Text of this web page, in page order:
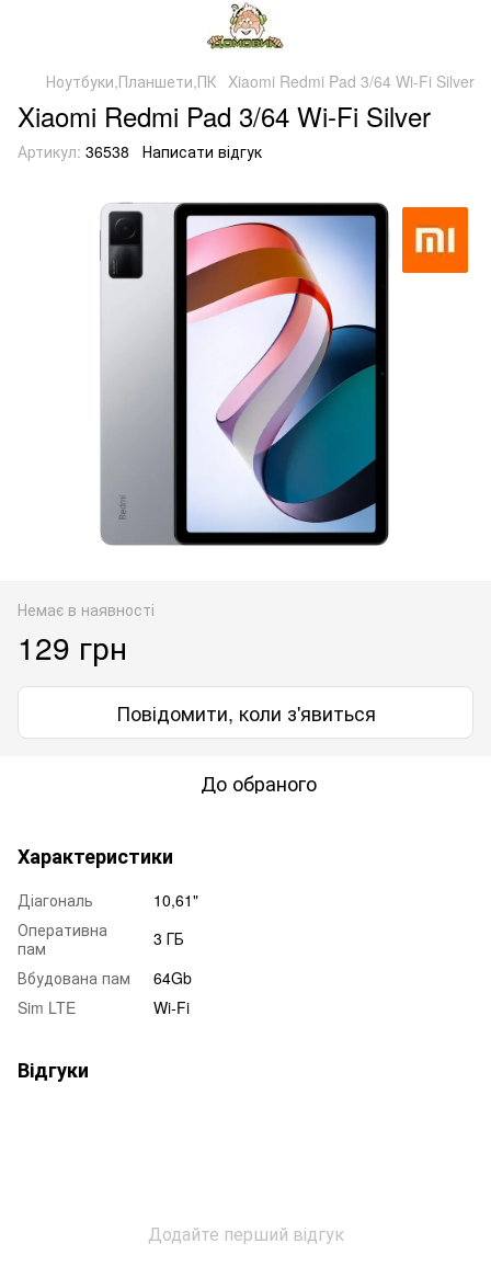
Ноутбуки,Планшети,ПК Xiaomi Redmi Pad 3/64 Wi-Fi Silver
Xiaomi Redmi Pad 3/64 Wi-Fi Silver
Артикул: 36538 Написати відгук
Немає в наявності
129 грн
Повідомити, коли з'явиться
До обраного
Характеристики
Діагональ
10,61"
Оперативна
пам
3 ГБ
Вбудована пам
64Gb
Sim LTE
Wi-Fi
Відгуки
Додайте перший відгук